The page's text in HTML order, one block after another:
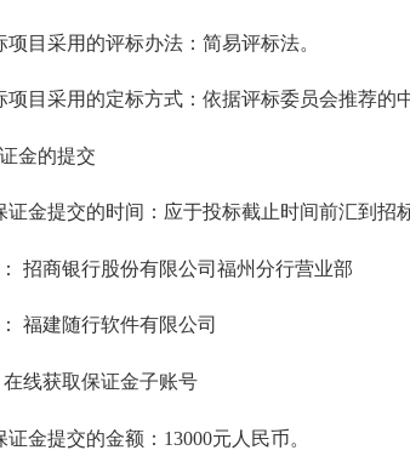
目采用的评标办法：简易评标法。
采用的定标方式：依据评标委员会推荐的中
金的提交
提交的时间：应于投标截止时间前汇到招标
商银行股份有限公司福州分行营业部
福建随行软件有限公司
线获取保证金子账号
提交的金额：13000元人民币。